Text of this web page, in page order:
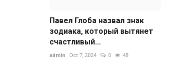
Павел Глоба назвал знак
зодиака, который вытянет
счастливый...
admin Oct 7, 2024 0 48